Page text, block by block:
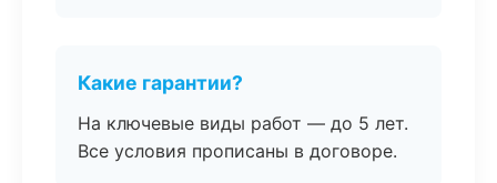
Какие гарантии?
На ключевые виды работ — до 5 лет.
Все условия прописаны в договоре.